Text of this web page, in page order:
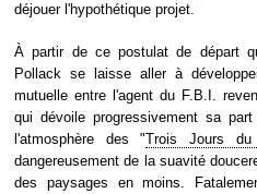
déjouer l'hypothétique projet.
À partir de ce postulat de départ
Pollack se laisse aller à
mutuelle entre l'agent du F.B.I.
qui dévoile progressivement sa
l'atmosphère des "Trois Jours du
dangereusement de la suavité
des paysages en moins.